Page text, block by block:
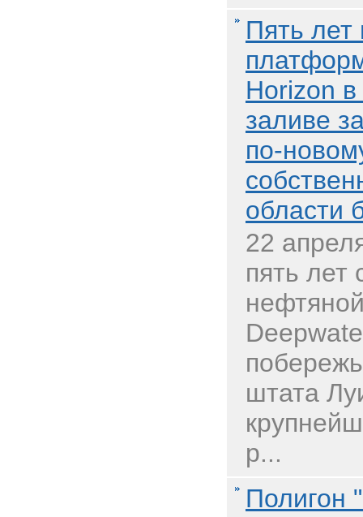
Пять лет
Horizon
заливе
по-
области
22
пять лет
штата
р...
Полигон